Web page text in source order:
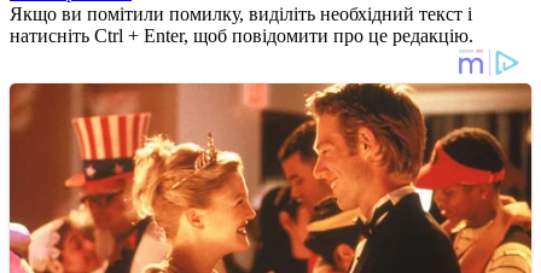
Якщо ви помітили помилку, виділіть необхідний текст і
натисніть Ctrl + Enter, щоб повідомити про це редакцію.